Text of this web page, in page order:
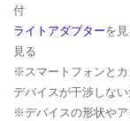
付
ライトアダプターを
見る
※スマートフォンと
デバイスが干渉しない
※デバイスの形状や